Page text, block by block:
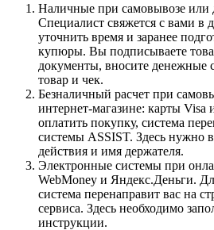
Наличные при самовывозе или
Специалист свяжется с вами в
уточнить время и заранее
купюры. Вы подписываете
документы, вносите денежные
товар и чек.
Безналичный расчет при
интернет-магазине: карты Visa
оплатить покупку, система
системы ASSIST. Здесь нужно
действия и имя держателя.
Электронные системы при
WebMoney и Яндекс.Деньги.
система перенаправит вас на
сервиса. Здесь необходимо
инструкции.